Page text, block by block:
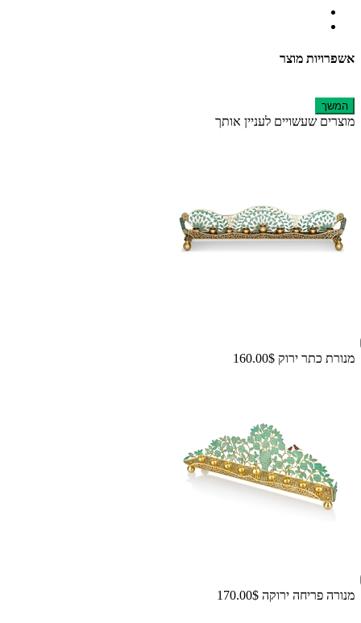
אשפרויות מוצר
המשך
מוצרים שעשויים לעניין אותך
מנורת כתר ירוק 160.00$
מנורה פריחה ירוקה 170.00$